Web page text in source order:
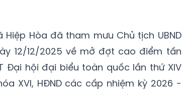
Hòa đã tham mưu Chủ tịch UBND
12/12/2025 về mở đợt cao điểm tấn
Đại hội đại biểu toàn quốc lần thứ XIV
XVI, HĐND các cấp nhiệm kỳ 2026 -